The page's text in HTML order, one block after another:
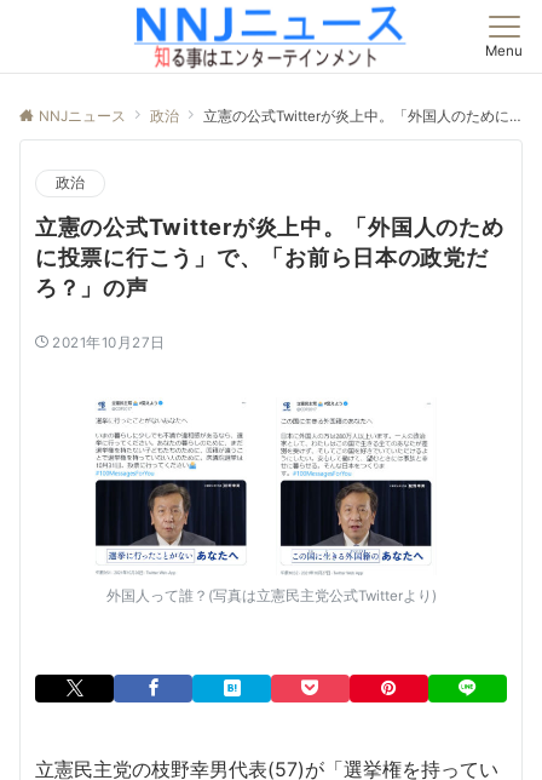
Menu
NNJニュース 政治 立憲の公式Twitterが炎上中。「外国人のために投票に行こう」で、「お前ら日本の政党だろ？」の声
政治
立憲の公式Twitterが炎上中。「外国人のため
に投票に行こう」で、「お前ら日本の政党だ
ろ？」の声
2021年10月27日
外国人って誰？(写真は立憲民主党公式Twitterより)
立憲民主党の枝野幸男代表(57)が 「選挙権を持ってい